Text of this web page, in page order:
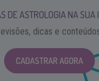
DE ASTROLOGIA NA SUA
dicas e
CADASTRAR AGORA